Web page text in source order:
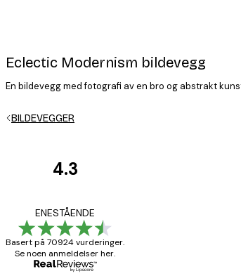
Eclectic Modernism bildevegg
En bildevegg med fotografi av en bro og abstrakt
BILDEVEGGER
4.3
ENESTÅENDE
Basert på 70924 vurderinger.
Se noen anmeldelser her.